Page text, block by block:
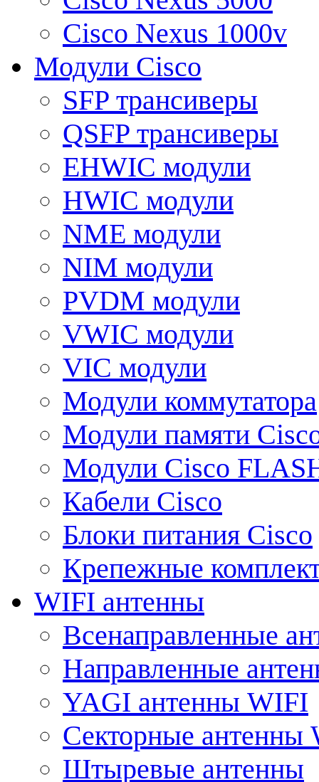
Cisco Nexus 1000v
Модули Cisco
SFP трансиверы
QSFP трансиверы
EHWIC модули
HWIC модули
NME модули
NIM модули
PVDM модули
VWIC модули
VIC модули
Модули коммутатора
Модули памяти
Модули Cisco
Кабели Cisco
Блоки питания Cisco
Крепежные
WIFI антенны
Всенаправленные
Направленные
YAGI антенны WIFI
Секторные антенны
Штыревые антенны